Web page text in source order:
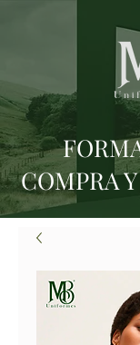
COMPRA